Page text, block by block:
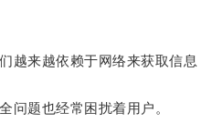
来越依赖于网络来获取信息
题也经常困扰着用户。